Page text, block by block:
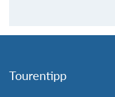
Tourentipp